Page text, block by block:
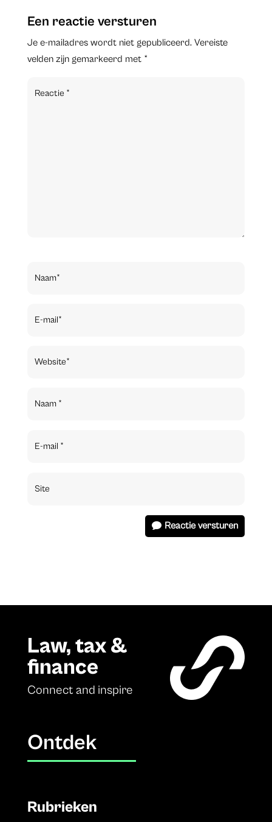
Een reactie versturen
Je e-mailadres wordt niet gepubliceerd. Vereiste
velden zijn gemarkeerd met *
Reactie versturen
Law, tax &
finance
Connect and inspire
Ontdek
Rubrieken